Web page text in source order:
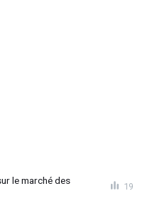
le marché des
19